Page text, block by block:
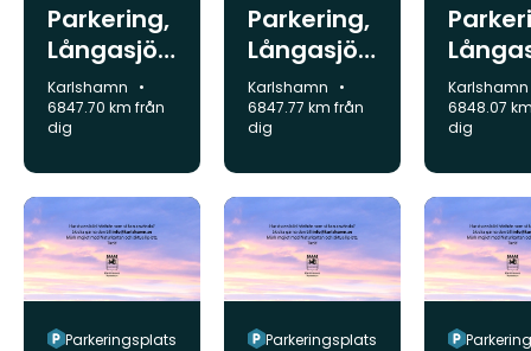
Parkering,
Långasjön
äs
Kommun:
Karlshamn
6847.70 km från
dig
Parkering,
Långasjön
äs
Kommun:
Karlshamn
6847.77 km från
dig
äs
Kommun:
Karlshamn
6848.07
dig
Parkeringsplats Parkeringsplats